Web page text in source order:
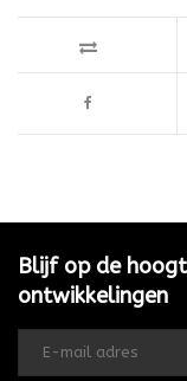
Blijf op de
ontwikkelingen